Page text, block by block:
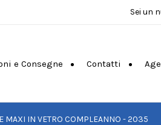
Sei un
e Consegne Contatti
MAXI IN VETRO COMPLEANNO - 2035